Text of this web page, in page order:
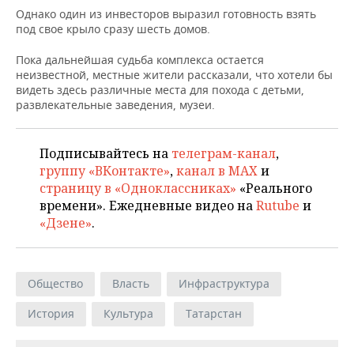
ХОККЕЙ С МЯЧОМ
ПРОИСШЕСТВИЯ
Однако один из инвесторов выразил готовность взять
под свое крыло сразу шесть домов.
Пока дальнейшая судьба комплекса остается
неизвестной, местные жители рассказали, что хотели бы
видеть здесь различные места для похода с детьми,
развлекательные заведения, музеи.
Подписывайтесь на телеграм-канал,
группу «ВКонтакте»,канал в MAXи
страницу в «Одноклассниках» «Реального
времени». Ежедневные видео наRutube и
«Дзене».
Общество Власть
Инфраструктура
История
Культура Татарстан